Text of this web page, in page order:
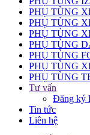
PHỤ TÙNG
PHỤ TÙNG
PHỤ TÙNG
PHỤ TÙNG
PHỤ TÙNG
PHỤ TÙNG
PHỤ TÙNG
Tư vấn
Đăng ký
Tin tức
Liên hệ